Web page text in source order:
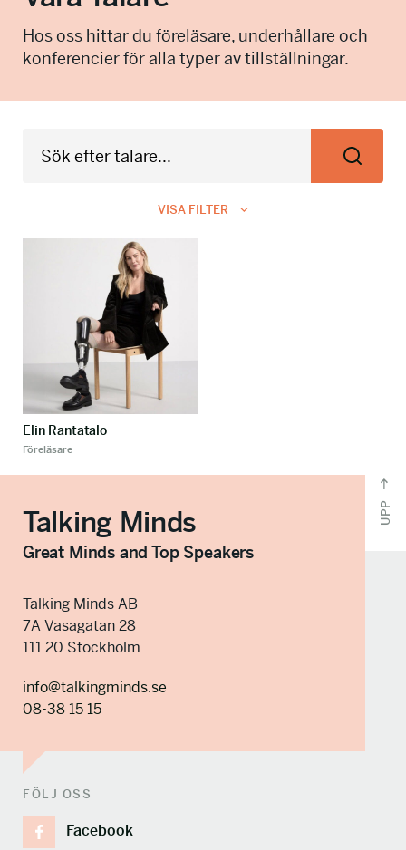
info@talkingminds.se
Hos oss hittar du föreläsare, underhållare och
konferencier för alla typer av tillställningar.
VISA FILTER
Elin Rantatalo
Föreläsare
Talking Minds
Great Minds and Top Speakers
Talking Minds AB
7A Vasagatan 28
111 20 Stockholm
info@talkingminds.se
08-38 15 15
UPP
FÖLJ OSS
Facebook